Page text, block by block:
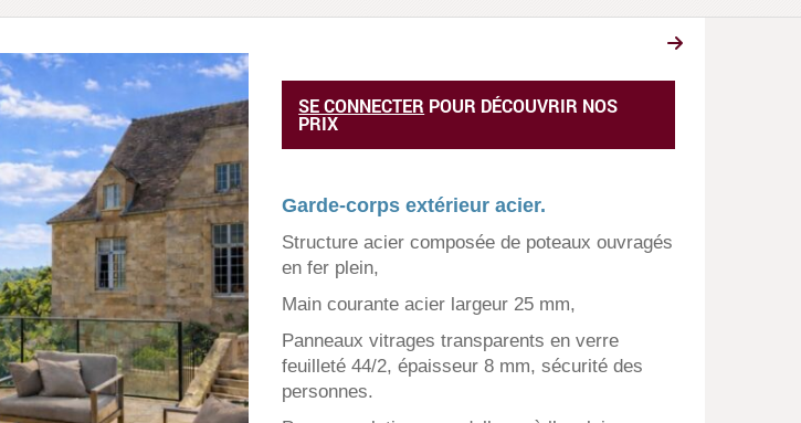
SE CONNECTER POUR DÉCOUVRIR NOS
PRIX
Garde-corps extérieur acier.
Structure acier composée de poteaux ouvragés
en fer plein,
Main courante acier largeur 25 mm,
Panneaux vitrages transparents en verre
feuilleté 44/2, épaisseur 8 mm, sécurité des
personnes.